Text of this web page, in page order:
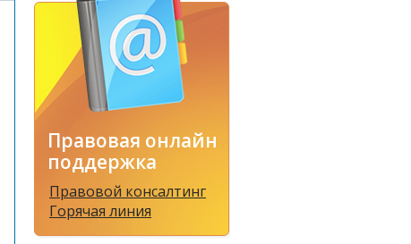
Правовая онлайн
поддержка
Правовой консалтинг
Горячая линия